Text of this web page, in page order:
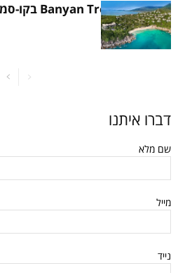
היינו במלון Banyan Tree בקו-סמוי!
דברו איתנו
שם מלא
מייל
נייד